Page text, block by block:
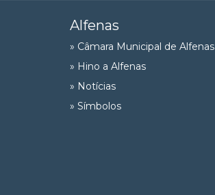
Alfenas
» Câmara Municipal de Alfenas
» Hino a Alfenas
» Notícias
» Símbolos